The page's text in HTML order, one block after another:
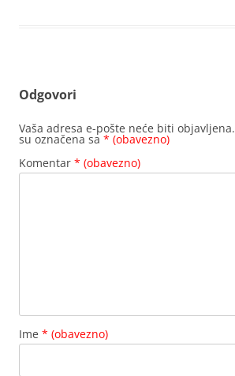
Odgovori
Vaša adresa e-pošte neće biti objavljena.
su označena sa * (obavezno)
Komentar * (obavezno)
Ime * (obavezno)